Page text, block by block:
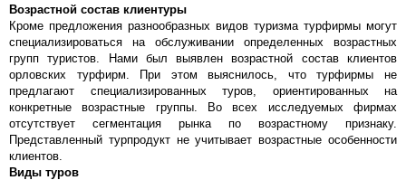
Возрастной состав клиентуры
Кроме предложения разнообразных видов туризма турфирмы могут
специализироваться на обслуживании определенных возрастных
групп туристов. Нами был выявлен возрастной состав клиентов
орловских турфирм. При этом выяснилось, что турфирмы не
предлагают специализированных туров, ориентированных на
конкретные возрастные группы. Во всех исследуемых фирмах
отсутствует сегментация рынка по возрастному признаку.
Представленный турпродукт не учитывает возрастные особенности
клиентов.
Виды туров